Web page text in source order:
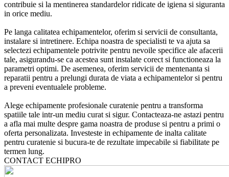
contribuie si la mentinerea standardelor ridicate de igiena si siguranta
in orice mediu.
Pe langa calitatea echipamentelor, oferim si servicii de consultanta,
instalare si intretinere. Echipa noastra de specialisti te va ajuta sa
selectezi echipamentele potrivite pentru nevoile specifice ale afacerii
tale, asigurandu-se ca acestea sunt instalate corect si functioneaza la
parametri optimi. De asemenea, oferim servicii de mentenanta si
reparatii pentru a prelungi durata de viata a echipamentelor si pentru
a preveni eventualele probleme.
Alege echipamente profesionale curatenie pentru a transforma
spatiile tale intr-un mediu curat si sigur. Contacteaza-ne astazi pentru
a afla mai multe despre gama noastra de produse si pentru a primi o
oferta personalizata. Investeste in echipamente de inalta calitate
pentru curatenie si bucura-te de rezultate impecabile si fiabilitate pe
termen lung.
CONTACT ECHIPRO